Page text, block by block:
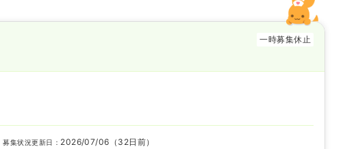
一時募集休止
募集状況更新日： 2026/07/06（32日前）